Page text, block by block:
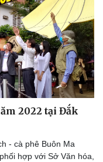
2022 tại Đắk
- cà phê Buôn Ma
hợp với Sở Văn hóa,